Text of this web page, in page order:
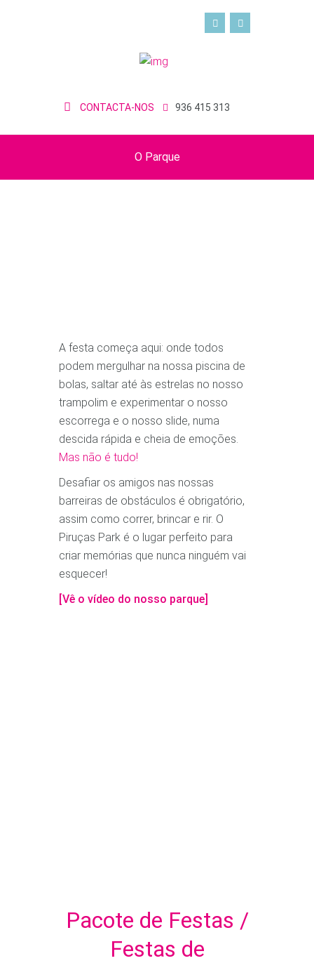
CONTACTA-NOS 936 415 313
O Parque
A festa começa aqui: onde todos
podem mergulhar na nossa piscina de
bolas, saltar até às estrelas no nosso
trampolim e experimentar o nosso
escorrega e o nosso slide, numa
descida rápida e cheia de emoções.
Mas não é tudo!
Desafiar os amigos nas nossas
barreiras de obstáculos é obrigatório,
assim como correr, brincar e rir. O
Piruças Park é o lugar perfeito para
criar memórias que nunca ninguém vai
esquecer!
[Vê o vídeo do nosso parque]
Pacote de Festas /
Festas de